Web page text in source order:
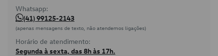
Whatsapp:
(41) 99125-2143
(apenas mensagens de texto, não atendemos ligações)
Horário de atendimento:
Segunda à sexta, das 8h às 17h.